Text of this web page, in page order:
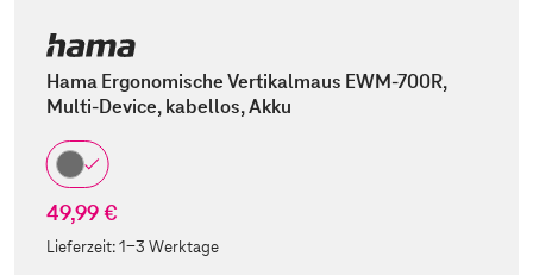
Hama Ergonomische Vertikalmaus EWM-700R,
Multi-Device, kabellos, Akku
49,99 €
Lieferzeit:1-3 Werktage